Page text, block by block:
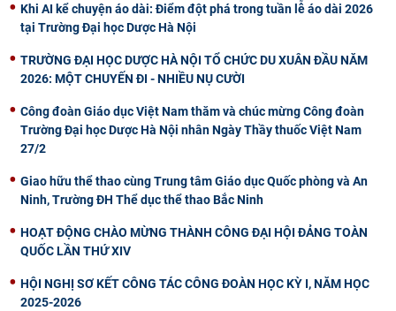
Khi AI kể chuyện áo dài: Điểm đột phá trong tuần lễ áo dài 2026
tại Trường Đại học Dược Hà Nội
TRƯỜNG ĐẠI HỌC DƯỢC HÀ NỘI TỔ CHỨC DU XUÂN ĐẦU NĂM
2026: MỘT CHUYẾN ĐI - NHIỀU NỤ CƯỜI
Công đoàn Giáo dục Việt Nam thăm và chúc mừng Công đoàn
Trường Đại học Dược Hà Nội nhân Ngày Thầy thuốc Việt Nam
27/2
Giao hữu thể thao cùng Trung tâm Giáo dục Quốc phòng và An
Ninh, Trường ĐH Thể dục thể thao Bắc Ninh
HOẠT ĐỘNG CHÀO MỪNG THÀNH CÔNG ĐẠI HỘI ĐẢNG TOÀN
QUỐC LẦN THỨ XIV
HỘI NGHỊ SƠ KẾT CÔNG TÁC CÔNG ĐOÀN HỌC KỲ I, NĂM HỌC
2025-2026